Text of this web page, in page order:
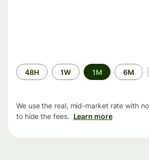
Time
period
48H 1W 1M 6M
We use the real, mid-market rate with
to hide the fees. Learn more